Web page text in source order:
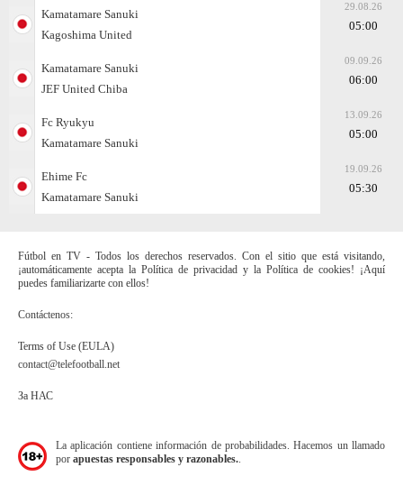
Kamatamare Sanuki
Kagoshima United
29.08.26
05:00
Kamatamare Sanuki
JEF United Chiba
09.09.26
06:00
Fc Ryukyu
Kamatamare Sanuki
13.09.26
05:00
Ehime Fc
Kamatamare Sanuki
19.09.26
05:30
Fútbol en TV - Todos los derechos reservados. Con el sitio que está visitando,
¡automáticamente acepta la Política de privacidad y la Política de cookies! ¡Aquí
puedes familiarizarte con ellos!
Contáctenos:
Terms of Use (EULA)
contact@telefootball.net
За НАС
La aplicación contiene información de probabilidades. Hacemos un llamado
por apuestas responsables y razonables.